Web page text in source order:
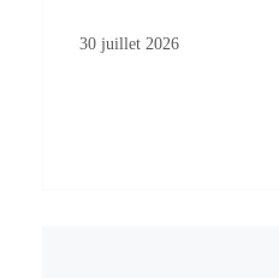
30 juillet 2026